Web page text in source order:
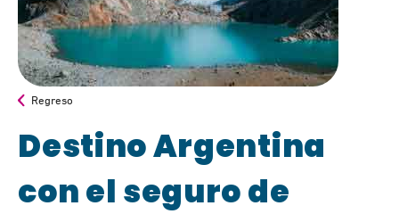
Regreso
Destino Argentina
con el seguro de